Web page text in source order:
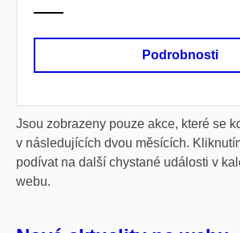
Podrobnosti
Jsou zobrazeny pouze akce, které se
v následujících dvou měsících.
podívat na další chystané události v
webu.